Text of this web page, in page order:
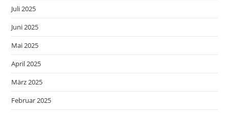
Juli 2025
Juni 2025
Mai 2025
April 2025
März 2025
Februar 2025